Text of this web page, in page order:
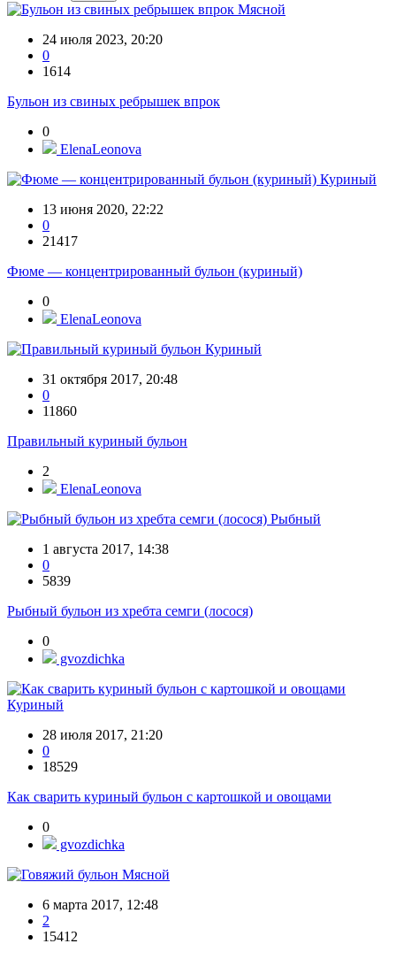
Мясной
24 июля 2023, 20:20
0
1614
Бульон из свиных ребрышек впрок
0
ElenaLeonova
Куриный
13 июня 2020, 22:22
0
21417
Фюме — концентрированный бульон (куриный)
0
ElenaLeonova
Куриный
31 октября 2017, 20:48
0
11860
Правильный куриный бульон
2
ElenaLeonova
Рыбный
1 августа 2017, 14:38
0
5839
Рыбный бульон из хребта семги (лосося)
0
gvozdichka
Куриный
28 июля 2017, 21:20
0
18529
Как сварить куриный бульон с картошкой и овощами
0
gvozdichka
Мясной
6 марта 2017, 12:48
2
15412